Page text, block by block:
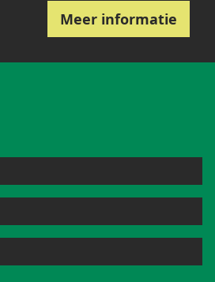
Meer informatie